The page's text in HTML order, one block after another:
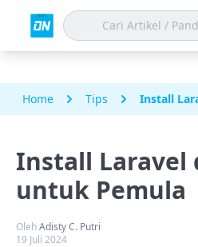
Home Tips Install
Install Laravel
untuk Pemula
OlehAdisty C. Putri
19 Juli 2024